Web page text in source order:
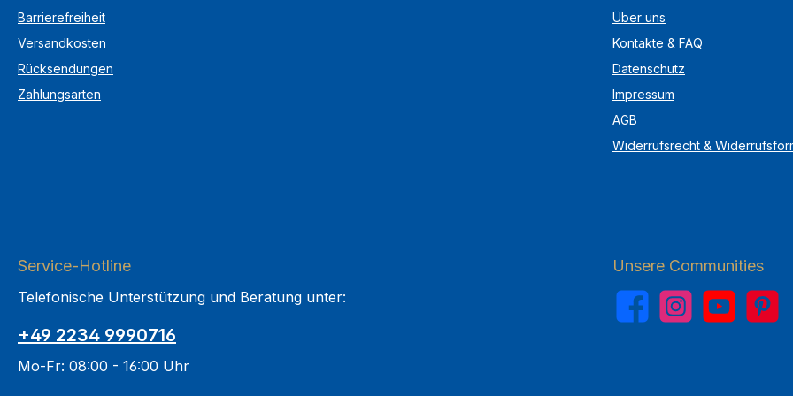
Barrierefreiheit
Versandkosten
Rücksendungen
Zahlungsarten
Über uns
Kontakte & FAQ
Datenschutz
Impressum
AGB
Widerrufsrecht &
Service-Hotline
Telefonische Unterstützung und Beratung unter:
+49 2234 9990716
Mo-Fr: 08:00 - 16:00 Uhr
Unsere Communities
FacebookInstagramYouTubePinterest